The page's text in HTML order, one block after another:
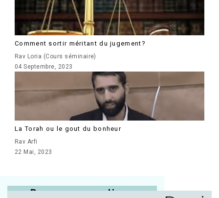
Comment sortir méritant du jugement?
Rav Loria (Cours séminaire)
04 Septembre, 2023
La Torah ou le gout du bonheur
Rav Arfi
22 Mai, 2023
Posez vos questions